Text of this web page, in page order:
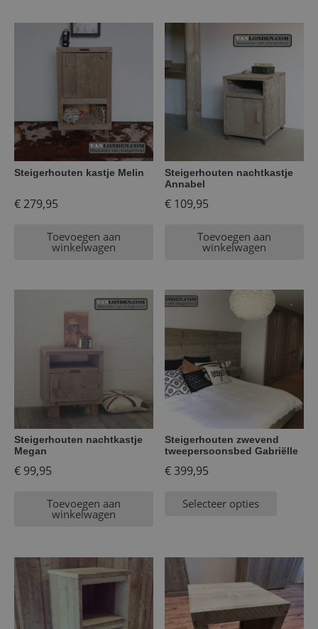
Steigerhouten kastje Melin
€279,95
Toevoegen aan
winkelwagen
Steigerhouten nachtkastje
Annabel
€ 109,95
Toevoegen aan
winkelwagen
Steigerhouten nachtkastje
Megan
€ 99,95
Toevoegen aan
winkelwagen
Steigerhouten zwevend
tweepersoonsbed Gabriëlle
€399,95
Selecteer opties